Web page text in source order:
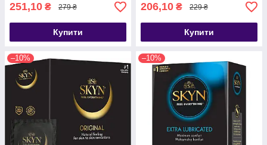
251,10 ₴ 279 ₴
Купити
206,10 ₴ 229 ₴
Купити
–10% –10%